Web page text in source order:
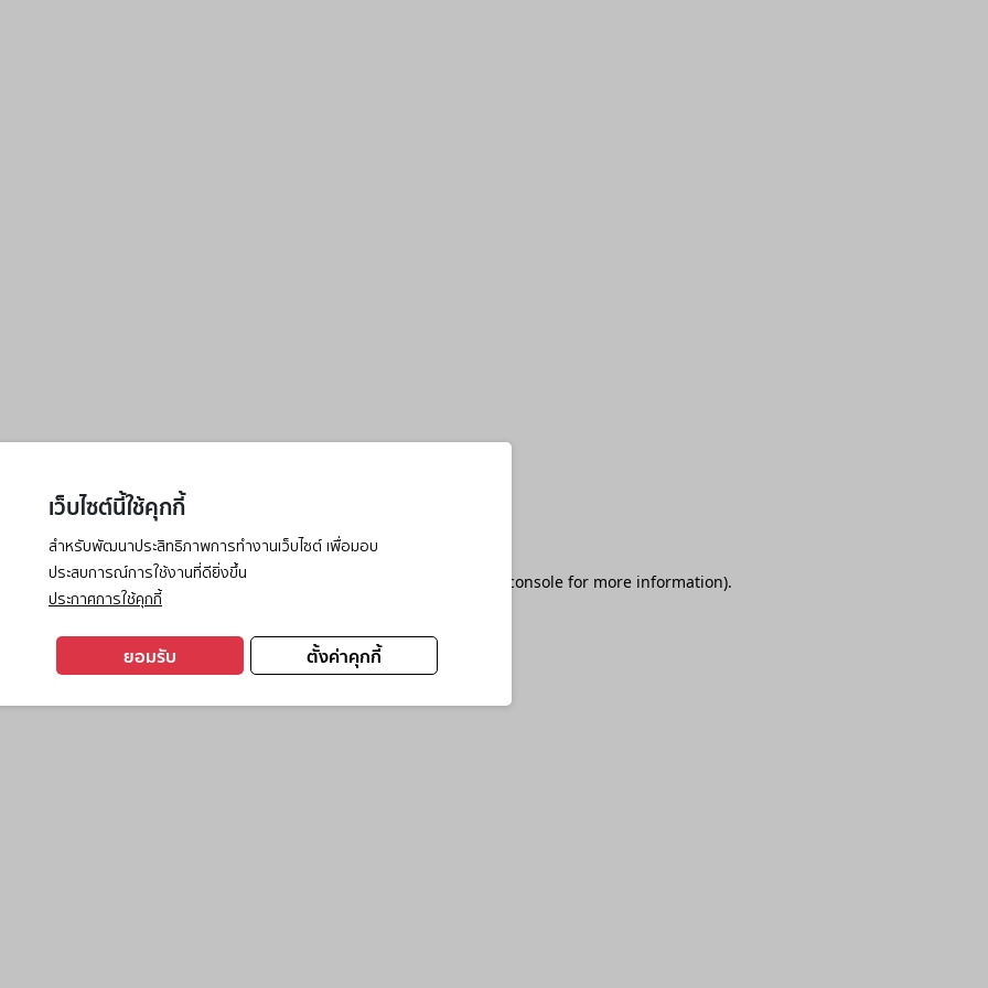
เว็บไซต์นี้ใช้คุกกี้
สำหรับพัฒนาประสิทธิภาพการทำงานเว็บไซต์ เพื่อมอบ
ประสบการณ์การใช้งานที่ดียิ่งขึ้น
ประกาศการใช้คุกกี้
ตั้งค่าคุกกี้
ยอมรับ
has occurred while loading browser console for more information).